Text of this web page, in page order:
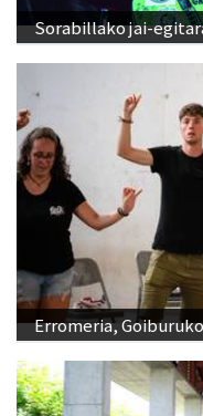
Sorabillako jai-
Erromeria,